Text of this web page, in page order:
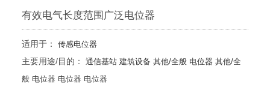
有效电气长度范围广泛电位器
适用于： 传感电位器
主要用途/目的： 通信基站 建筑设备 其他/全般 电位器 其他/全
般 电位器 电位器 电位器